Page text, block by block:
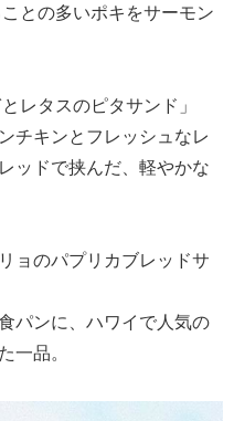
との多いポキをサーモン
レタスのピタサンド」
チキンとフレッシュなレ
ッドで挟んだ、軽やかな
ョのパプリカブレッドサ
パンに、ハワイで人気の
一品。